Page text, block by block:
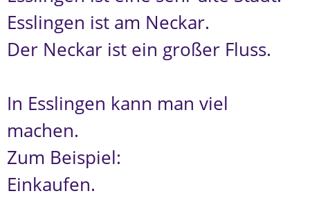
Esslingen ist am Neckar.
Der Neckar ist ein großer Fluss.
In Esslingen kann man viel
machen.
Zum Beispiel:
Einkaufen.